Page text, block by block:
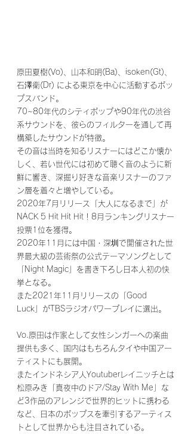
原田夏樹(Vo)、山本和明(Ba)、isoken(Gt)、
石澤衛(Dr) による東京を中心に活動するポッ
プスバンド。
70~80年代のシティポップや90年代の渋谷
系サウンドを、彼らのフィルターを通して再
構築したサウンドが特徴。
その音は当時を知るリスナーにはどこか懐か
しく、若い世代には初めて聴く音のように新
鮮に響き、深掘り好きな音楽リスナーのファ
ン層を着々と増やしている。
2020年7月リリース「大人になるまで」が
NACK 5 Hit Hit Hit！8月ランキングリスナー
投票1位を獲得。
2020年11月には中国・深圳で開催された世
界最大級の芸術祭の公式テーマソングとして
「Night Magic」を書き下ろし日本人初の快
挙となる。
また2021年11月リリースの「Good
Luck」がTBSラジオパワープレイに選出。
Vo.原田は作家として女性シンガーへの楽曲
提供も多く、国内はもちろんタイや中国アー
ティストにも展開。
またインドネシア人Youtuberレイニッチとは
松原みき「真夜中のドア/Stay With Me」な
ど3作品のアレンジで世界的ヒットに携わる
など、日本のポップスを牽引するアーティス
トとして世界からも注目されている。